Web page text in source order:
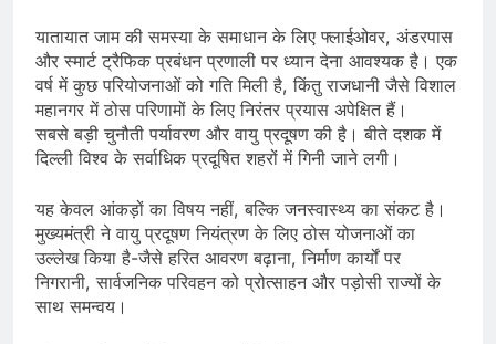
यातायात जाम की समस्या के समाधान के लिए फ्लाईओवर, अंडरपास
और स्मार्ट ट्रैफिक प्रबंधन प्रणाली पर ध्यान देना आवश्यक है। एक
वर्ष में कुछ परियोजनाओं को गति मिली है, किंतु राजधानी जैसे विशाल
महानगर में ठोस परिणामों के लिए निरंतर प्रयास अपेक्षित हैं।
सबसे बड़ी चुनौती पर्यावरण और वायु प्रदूषण की है। बीते दशक में
दिल्ली विश्व के सर्वाधिक प्रदूषित शहरों में गिनी जाने लगी।
यह केवल आंकड़ों का विषय नहीं, बल्कि जनस्वास्थ्य का संकट है।
मुख्यमंत्री ने वायु प्रदूषण नियंत्रण के लिए ठोस योजनाओं का
उल्लेख किया है-जैसे हरित आवरण बढ़ाना, निर्माण कार्यों पर
निगरानी, सार्वजनिक परिवहन को प्रोत्साहन और पड़ोसी राज्यों के
साथ समन्वय।